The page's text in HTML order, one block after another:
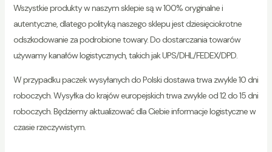
Wszystkie produkty w naszym sklepie są w 100% oryginalne i
autentyczne, dlatego polityką naszego sklepu jest dziesięciokrotne
odszkodowanie za podrobione towary. Do dostarczania towarów
używamy kanałów logistycznych, takich jak UPS/DHL/FEDEX/DPD.
W przypadku paczek wysyłanych do Polski dostawa trwa zwykle 10 dni
roboczych. Wysyłka do krajów europejskich trwa zwykle od 12 do 15 dni
roboczych. Będziemy aktualizować dla Ciebie informacje logistyczne w
czasie rzeczywistym.